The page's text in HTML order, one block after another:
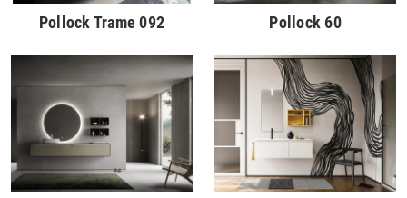
Pollock Trame 092 Pollock 60